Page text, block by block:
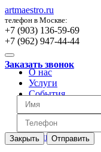
artmaestro.ru
телефон в Москве:
+7 (903) 136-59-69
+7 (962) 947-44-44
Заказать звонок
Закрыть Отправить
О нас
Услуги
События
Вопросы
Отзывы
Обратная связь
Цены